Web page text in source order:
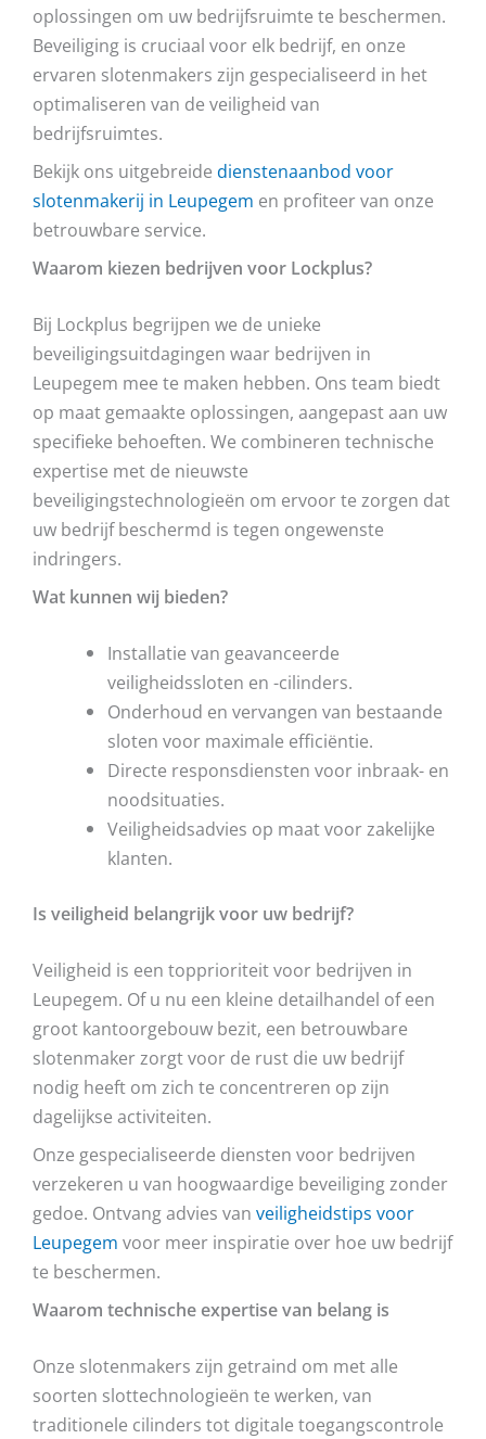
oplossingen om uw bedrijfsruimte te beschermen.
Beveiliging is cruciaal voor elk bedrijf, en onze
ervaren slotenmakers zijn gespecialiseerd in het
optimaliseren van de veiligheid van
bedrijfsruimtes.
Bekijk ons uitgebreide dienstenaanbod voor
slotenmakerij in Leupegem en profiteer van onze
betrouwbare service.
Waarom kiezen bedrijven voor Lockplus?
Bij Lockplus begrijpen we de unieke
beveiligingsuitdagingen waar bedrijven in
Leupegem mee te maken hebben. Ons team biedt
op maat gemaakte oplossingen, aangepast aan uw
specifieke behoeften. We combineren technische
expertise met de nieuwste
beveiligingstechnologieën om ervoor te zorgen dat
uw bedrijf beschermd is tegen ongewenste
indringers.
Wat kunnen wij bieden?
Installatie van geavanceerde
veiligheidssloten en -cilinders.
Onderhoud en vervangen van bestaande
sloten voor maximale efficiëntie.
Directe responsdiensten voor inbraak- en
noodsituaties.
Veiligheidsadvies op maat voor zakelijke
klanten.
Is veiligheid belangrijk voor uw bedrijf?
Veiligheid is een topprioriteit voor bedrijven in
Leupegem. Of u nu een kleine detailhandel of een
groot kantoorgebouw bezit, een betrouwbare
slotenmaker zorgt voor de rust die uw bedrijf
nodig heeft om zich te concentreren op zijn
dagelijkse activiteiten.
Onze gespecialiseerde diensten voor bedrijven
verzekeren u van hoogwaardige beveiliging zonder
gedoe. Ontvang advies van veiligheidstips voor
Leupegem voor meer inspiratie over hoe uw bedrijf
te beschermen.
Waarom technische expertise van belang is
Onze slotenmakers zijn getraind om met alle
soorten slottechnologieën te werken, van
traditionele cilinders tot digitale toegangscontrole